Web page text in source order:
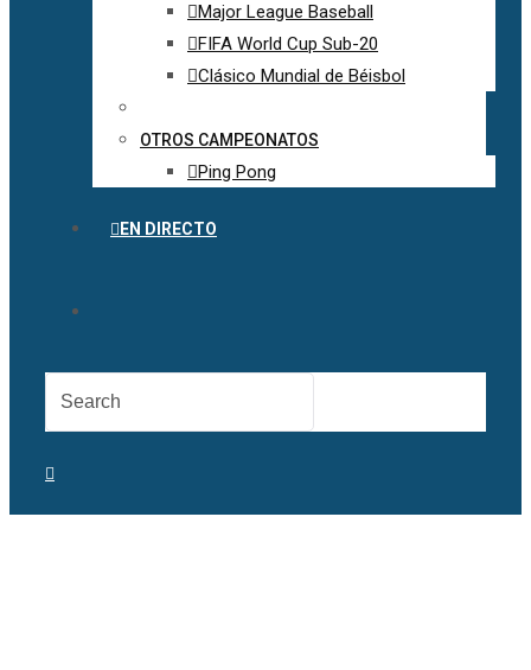
Major League Baseball
FIFA World Cup Sub-20
Clásico Mundial de Béisbol
OTROS CAMPEONATOS
Ping Pong
EN DIRECTO